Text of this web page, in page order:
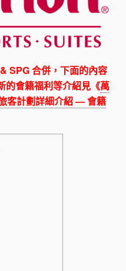
SPG 合併，下面的內容
的會籍福利等介紹見《萬
客計劃詳細介紹 — 會籍